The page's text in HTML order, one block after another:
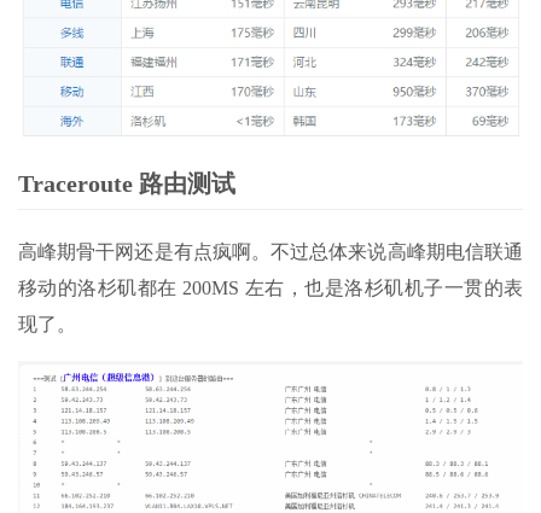
Traceroute 路由测试
高峰期骨干网还是有点疯啊。不过总体来说高峰期电信联通
移动的洛杉矶都在 200MS 左右，也是洛杉矶机子一贯的表
现了。